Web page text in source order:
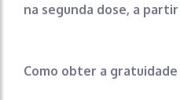
na segunda dose, a
Como obter a gratuidade